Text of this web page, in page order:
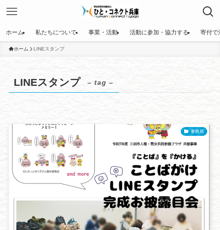
ホーム 私たちについて 事業・活動 活動に参加・協力する 寄付で
ホーム LINEスタンプ
LINEスタンプ – tag –
事務局